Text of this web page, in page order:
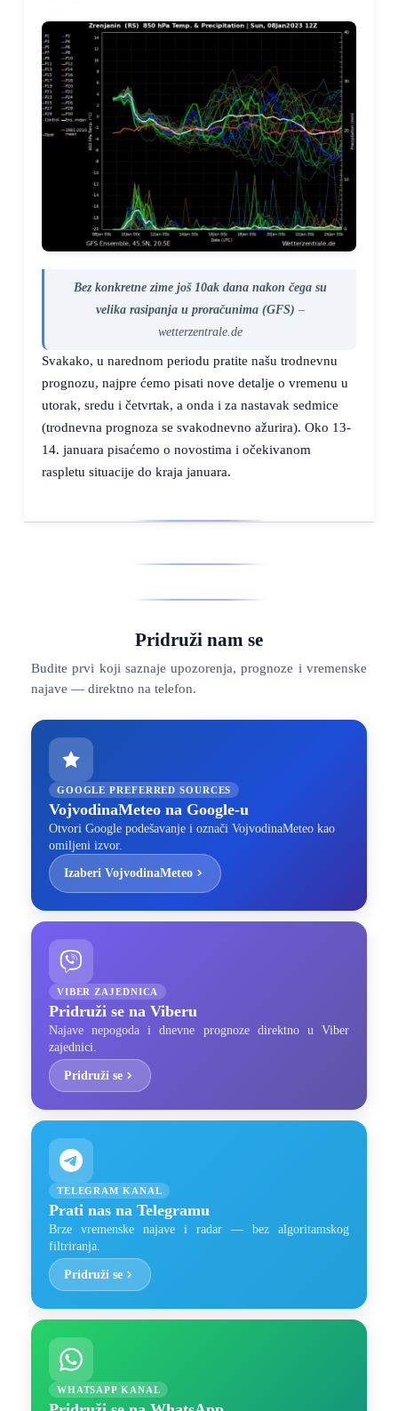
Bez konkretne zime još 10ak dana nakon čega su
velika rasipanja u proračunima (GFS) –
wetterzentrale.de
Svakako, u narednom periodu pratite našu trodnevnu
prognozu, najpre ćemo pisati nove detalje o vremenu u
utorak, sredu i četvrtak, a onda i za nastavak sedmice
(trodnevna prognoza se svakodnevno ažurira). Oko 13-
14. januara pisaćemo o novostima i očekivanom
raspletu situacije do kraja januara.
Pridruži nam se
Budite prvi koji saznaje upozorenja, prognoze i vremenske
najave — direktno na telefon.
GOOGLE PREFERRED SOURCES
VojvodinaMeteo na Google-u
Otvori Google podešavanje i označi VojvodinaMeteo kao
omiljeni izvor.
Izaberi VojvodinaMeteo
VIBER ZAJEDNICA
Pridruži se na Viberu
Najave nepogoda i dnevne prognoze direktno u Viber
zajednici.
Pridruži se
TELEGRAM KANAL
Prati nas na Telegramu
Brze vremenske najave i radar — bez algoritamskog
filtriranja.
Pridruži se
WHATSAPP KANAL